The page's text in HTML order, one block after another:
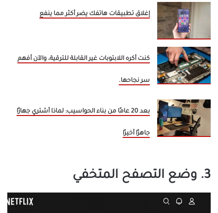
إغلاق تطبيقات هاتفك يضر أكثر مما ينفع
كنت أكره اللابتوبات غير القابلة للترقية، والآن أفهم
سر نجاحها.
بعد 20 عامًا من بناء الحواسيب: لماذا أشتري جهازًا
جاهزًا أخيرًا
3. وضع التصفح المتخفي